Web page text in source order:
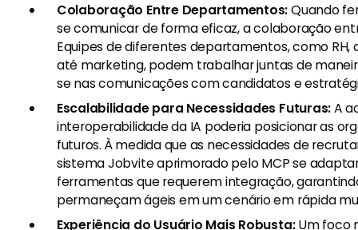
Colaboração Entre Departamentos:Quando
se comunicar de forma eficaz, a colaboração
Equipes de diferentes departamentos, como RH,
até marketing, podem trabalhar juntas de
se nas comunicações com candidatos e
Escalabilidade para Necessidades Futuras:A
interoperabilidade da IA poderia posicionar as
futuros. À medida que as necessidades de
sistema Jobvite aprimorado pelo MCP se
ferramentas que requerem integração,
permaneçam ágeis em um cenário em rápida
Experiência do Usuário Mais Robusta:Um foco